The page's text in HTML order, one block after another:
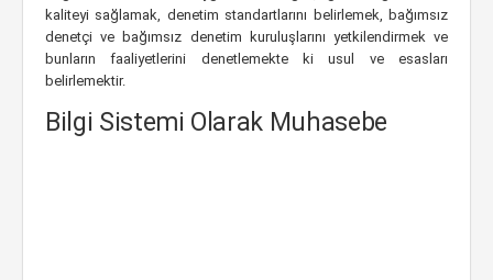
kaliteyi sağlamak, denetim standartlarını belirlemek, bağımsız
denetçi ve bağımsız denetim kuruluşlarını yetkilendirmek ve
bunların faaliyetlerini denetlemekte ki usul ve esasları
belirlemektir.
Bilgi Sistemi Olarak Muhasebe